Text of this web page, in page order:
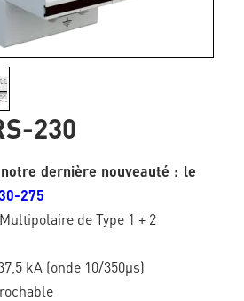
230
dernière nouveauté : le
275
de Type 1 + 2
kA (onde 10/350µs)